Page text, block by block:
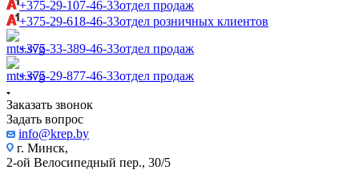
+375-29-107-46-33отдел продаж
+375-29-618-46-33отдел розничных клиентов
+375-33-389-46-33отдел продаж
+375-29-877-46-33отдел продаж
Заказать звонок
Задать вопрос
info@krep.by
г. Минск,
2-ой Велосипедный пер., 30/5